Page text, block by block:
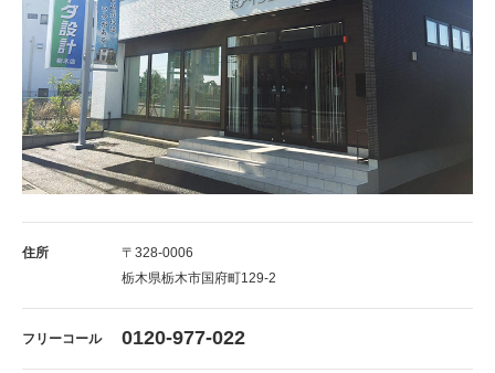
住所
〒328-0006
栃木県栃木市国府町129-2
フリーコール 0120-977-022